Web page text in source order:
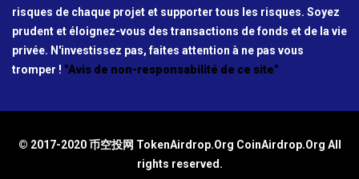
risques de chaque projet et supporter tous les risques. Soyez
prudent et éloignez-vous des transactions de fonds et de la vie
privée. N'investissez pas, faites attention à ne pas vous
tromper ! "Avis de non-responsabilité de ce site"
© 2017-2020 币空投网 TokenAirdrop.Org CoinAirdrop.Org All
rights reserved.